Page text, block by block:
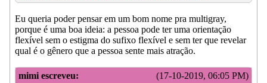
Eu queria poder pensar em um bom nome pra multigray,
porque é uma boa ideia: a pessoa pode ter uma orientação
flexível sem o estigma do sufixo flexível e sem ter que revelar
qual é o gênero que a pessoa sente mais atração.
(17-10-2019, 06:05 PM)
mimi escreveu: